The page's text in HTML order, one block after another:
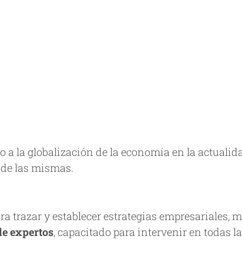
la globalización de la economía en la
las mismas.
trazar y establecer estrategias empresariales,
expertos, capacitado para intervenir en todas